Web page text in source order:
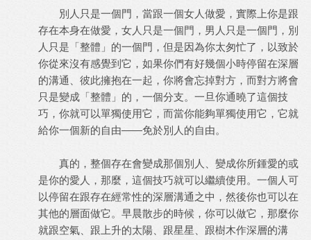
別人只是一個門，當跟一個女人做愛，實際上你是跟
存在本身在做愛，女人只是一個門，男人只是一個門，別
人只是「整體」的一個門，但是因為你太匆忙了，以致於
你從來沒有感覺到它，如果你們有好幾個小時停留在深層
的溝通、彼此擁抱在一起，你將會忘掉對方，而對方將會
只是變成「整體」的，一個分支。一旦你通曉了這個技
巧，你就可以單獨使用它，而當你能夠單獨使用它，它就
給你一個新的自由——免於別人的自由。
真的，整個存在會變成那個別人、變成你所鍾愛的或
是你的愛人，那麼，這個技巧就可以繼續使用。一個人可
以停留在跟存在經常性的深層溝通之中，然後你也可以在
其他的層面做它。早晨散步的時候，你可以做它，那麼你
就跟空氣、跟上升的太陽、跟星星、跟樹木作深層的溝